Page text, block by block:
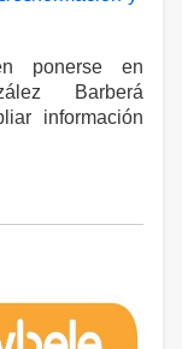
ponerse en
Barberá
información